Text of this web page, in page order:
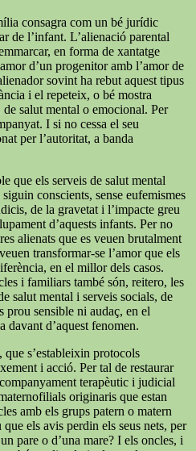
consagra com un bé jurídic
de l’infant. L’alienació parental
en forma de xantatge
d’un progenitor amb l’amor de
sovint ha rebut aquest tipus
i el repeteix, o bé mostra
salut mental o emocional. Per
I si no cessa el seu
per l’autoritat, a banda
que els serveis de salut mental
conscients, sense eufemismes
de la gravetat i l’impacte greu
d’aquests infants. Per no
alienats que es veuen brutalment
transformar-se l’amor que els
en el millor dels casos.
i familiars també són, reitero, les
salut mental i serveis socials, de
prou sensible ni audaç, en el
davant d’aquest fenomen.
que s’estableixin protocols
i acció. Per tal de restaurar
terapèutic i judicial
originaris que estan
amb els grups patern o matern
els avis perdin els seus nets, per
pare o d’una mare? I els oncles, i